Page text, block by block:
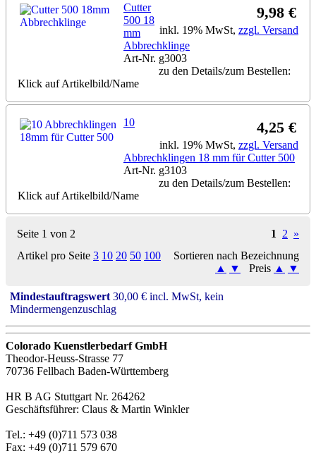
9,98 €
inkl. 19% MwSt, zzgl. Versand
Cutter
500 18
mm
Abbrechklinge
Art-Nr. g3003
zu den Details/zum Bestellen:
Klick auf Artikelbild/Name
4,25 €
inkl. 19% MwSt, zzgl. Versand
10
Abbrechklingen 18 mm für Cutter 500
Art-Nr. g3103
zu den Details/zum Bestellen:
Klick auf Artikelbild/Name
Seite 1 von 2 1 2 »
Artikel pro Seite 3 10 20 50 100
Sortieren nach Bezeichnung
▲
▼ Preis ▲ ▼
Mindestauftragswert 30,00 € incl. MwSt, kein
Mindermengenzuschlag
Colorado Kuenstlerbedarf GmbH
Theodor-Heuss-Strasse 77
70736 Fellbach Baden-Württemberg
HR B AG Stuttgart Nr. 264262
Geschäftsführer: Claus & Martin Winkler
Tel.: +49 (0)711 573 038
Fax: +49 (0)711 579 670